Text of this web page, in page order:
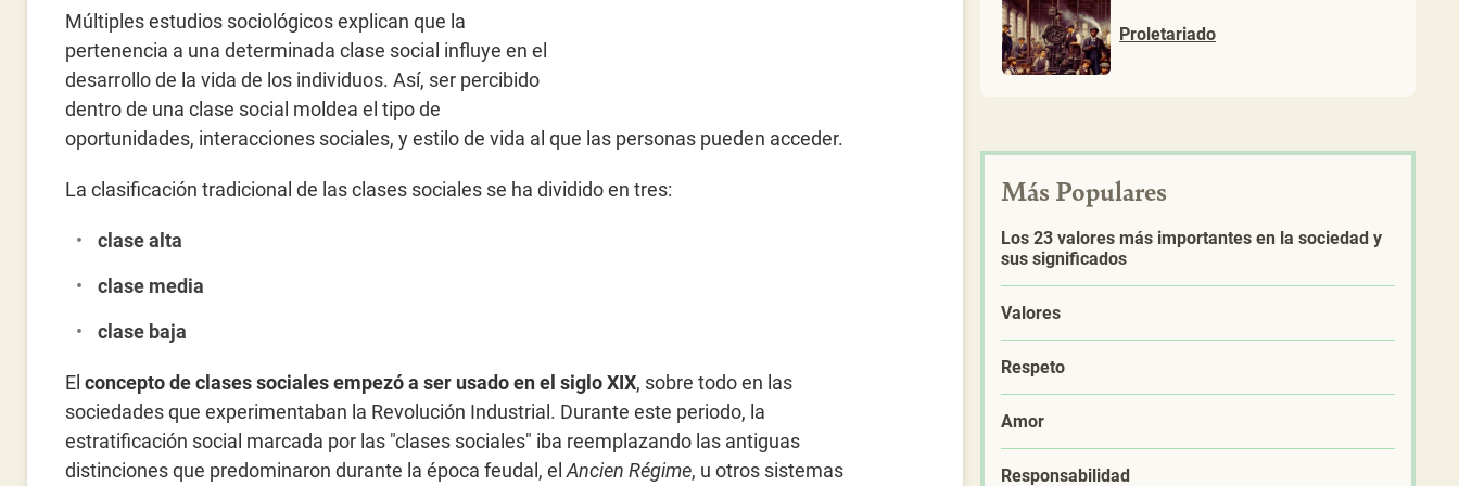
Múltiples estudios sociológicos explican que la
pertenencia a una determinada clase social influye en el
desarrollo de la vida de los individuos. Así, ser percibido
dentro de una clase social moldea el tipo de
oportunidades, interacciones sociales, y estilo de vida al que las personas pueden acceder.
La clasificación tradicional de las clases sociales se ha dividido en tres:
clase alta
clase media
clase baja
El concepto de clases sociales empezó a ser usado en el siglo XIX, sobre todo en las
sociedades que experimentaban la Revolución Industrial. Durante este periodo, la
estratificación social marcada por las "clases sociales" iba reemplazando las antiguas
distinciones que predominaron durante la época feudal, el Ancien Régime, u otros sistemas
Proletariado
Más Populares
Los 23 valores más importantes en la sociedad y
sus significados
Valores
Respeto
Amor
Responsabilidad